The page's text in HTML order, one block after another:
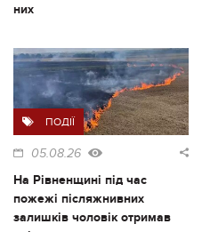
них
ПОДІЇ
05.08.26
На Рівненщині під час
пожежі післяжнивних
залишків чоловік отримав